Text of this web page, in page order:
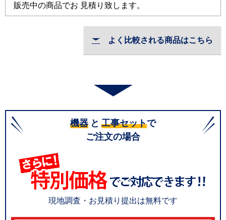
販売中の商品でお 見積り致します。
よく比較される商品はこちら
機器 と 工事セットで
ご注文の場合
現地調査・お見積り提出は無料です